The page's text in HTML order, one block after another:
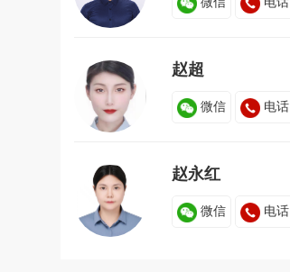
赵超
微信 电话
赵永红
微信 电话